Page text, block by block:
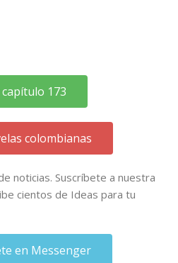
173
colombianas
noticias. Suscríbete a nuestra
cientos de Ideas para tu
en Messenger